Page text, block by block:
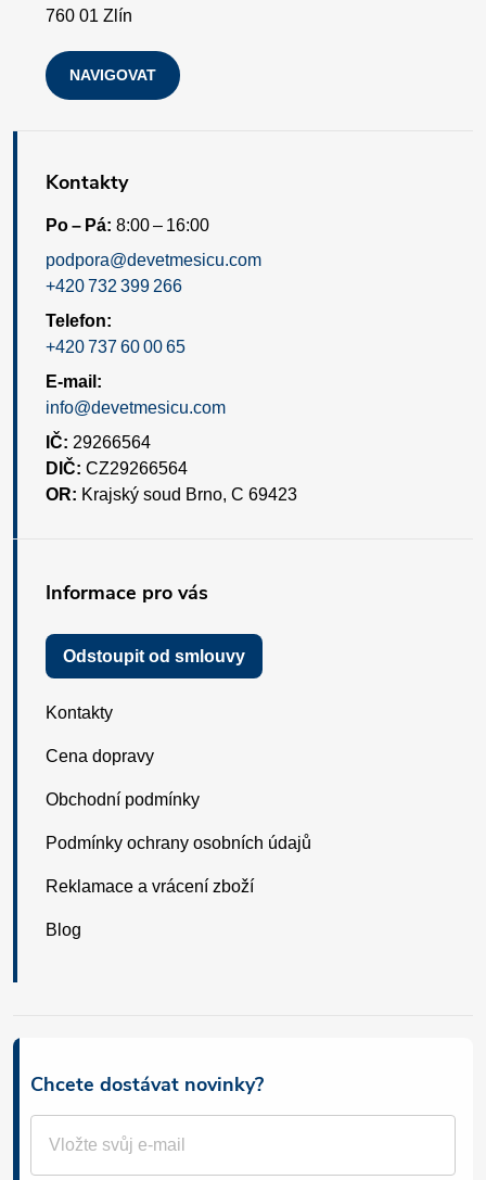
760 01 Zlín
NAVIGOVAT
Kontakty
Po – Pá: 8:00 – 16:00
podpora@devetmesicu.com
+420 732 399 266
Telefon:
+420 737 60 00 65
E-mail:
info@devetmesicu.com
IČ: 29266564
DIČ: CZ29266564
OR: Krajský soud Brno, C 69423
Informace pro vás
Odstoupit od smlouvy
Kontakty
Cena dopravy
Obchodní podmínky
Podmínky ochrany osobních údajů
Reklamace a vrácení zboží
Blog
Chcete dostávat novinky?